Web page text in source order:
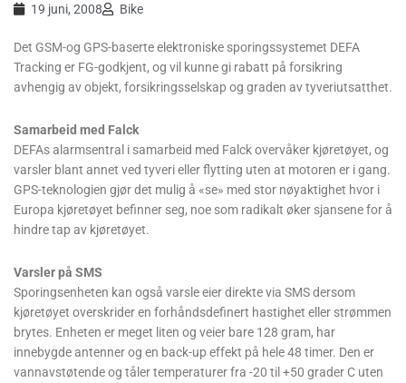
19 juni, 2008 Bike
Det GSM-og GPS-baserte elektroniske sporingssystemet DEFA
Tracking er FG-godkjent, og vil kunne gi rabatt på forsikring
avhengig av objekt, forsikringsselskap og graden av tyveriutsatthet.
Samarbeid med Falck
DEFAs alarmsentral i samarbeid med Falck overvåker kjøretøyet, og
varsler blant annet ved tyveri eller flytting uten at motoren er i gang.
GPS-teknologien gjør det mulig å «se» med stor nøyaktighet hvor i
Europa kjøretøyet befinner seg, noe som radikalt øker sjansene for å
hindre tap av kjøretøyet.
Varsler på SMS
Sporingsenheten kan også varsle eier direkte via SMS dersom
kjøretøyet overskrider en forhåndsdefinert hastighet eller strømmen
brytes. Enheten er meget liten og veier bare 128 gram, har
innebygde antenner og en back-up effekt på hele 48 timer. Den er
vannavstøtende og tåler temperaturer fra -20 til +50 grader C uten